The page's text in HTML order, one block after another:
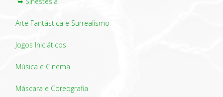
Arte Fantástica e Surrealismo
Jogos Iniciáticos
Música e Cinema
Máscara e Coreografia